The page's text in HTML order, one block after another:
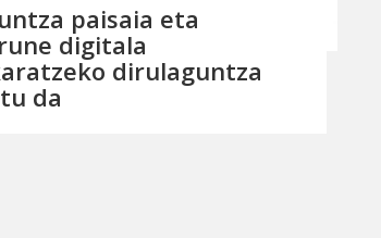
paisaia eta
digitala
dirulaguntza
da